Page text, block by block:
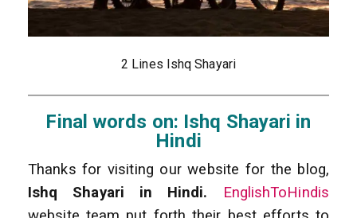
2 Lines Ishq Shayari
Final words on: Ishq Shayari in
Hindi
Thanks for visiting our website for the blog,
Ishq Shayari in Hindi.
EnglishToHindis